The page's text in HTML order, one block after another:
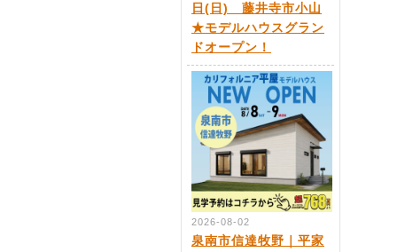
日(日) 藤井寺市小山
★モデルハウスグラン
ドオープン！
2026-08-02
泉南市信達牧野｜平家